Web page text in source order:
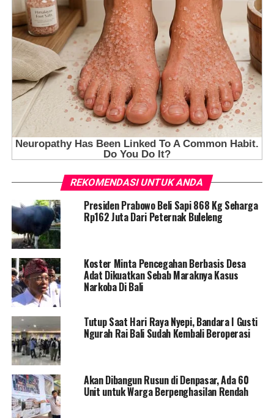
REKOMENDASI UNTUK ANDA
Presiden Prabowo Beli Sapi 868 Kg Seharga
Rp162 Juta Dari Peternak Buleleng
Koster Minta Pencegahan Berbasis Desa
Adat Dikuatkan Sebab Maraknya Kasus
Narkoba Di Bali
Tutup Saat Hari Raya Nyepi, Bandara I Gusti
Ngurah Rai Bali Sudah Kembali Beroperasi
Akan Dibangun Rusun di Denpasar, Ada 60
Unit untuk Warga Berpenghasilan Rendah